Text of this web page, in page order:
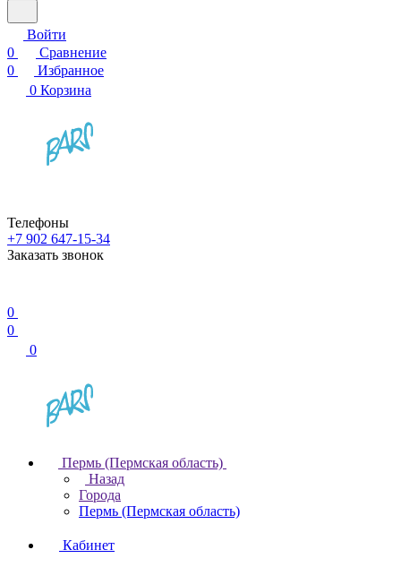
Войти
0
Сравнение
0
Избранное
0 Корзина
Телефоны
+7 902 647-15-34
Заказать звонок
0
0
0
Пермь (Пермская область)
Назад
Города
Пермь (Пермская область)
Кабинет